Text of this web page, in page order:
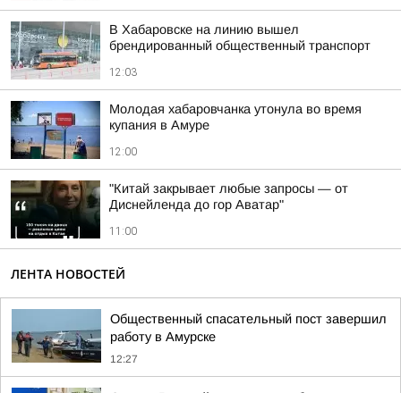
В Хабаровске на линию вышел
брендированный общественный транспорт
12:03
Молодая хабаровчанка утонула во время
купания в Амуре
12:00
"Китай закрывает любые запросы — от
Диснейленда до гор Аватар"
11:00
ЛЕНТА НОВОСТЕЙ
Общественный спасательный пост завершил
работу в Амурске
12:27